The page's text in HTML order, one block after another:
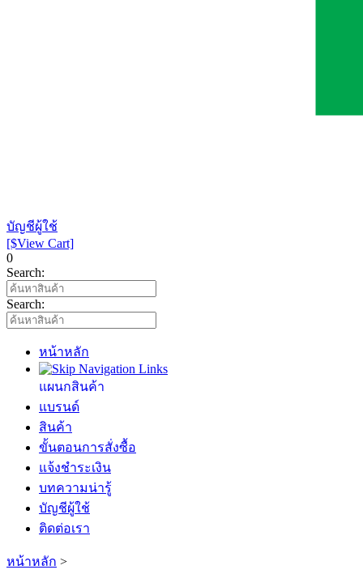
บัญชีผู้ใช้
[$View Cart]
0
Search:
Search:
หน้าหลัก
แผนกสินค้า
แบรนด์
สินค้า
ขั้นตอนการสั่งซื้อ
แจ้งชำระเงิน
บทความน่ารู้
บัญชีผู้ใช้
ติดต่อเรา
หน้าหลัก >